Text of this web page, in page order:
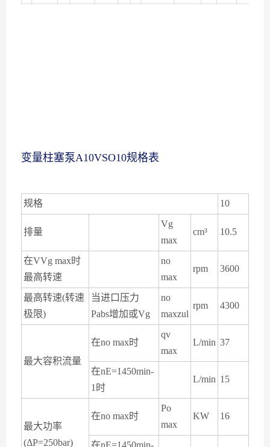
变量柱塞泵A10VSO10规格表
规格 10
排量
Vg
max
cm³ 10.5
在VVg max时
最高转速
no
max
rpm 3600
最高转速(转速
极限)
当进口压力
Pabs增加或Vg
no
maxzul
rpm 4300
最大容积流量
在no max时
qv
max
L/min 37
在nE=1450min-
1 时
L/min 15
最大功率
(ΔP=250bar)
在no max时
Po
max
KW 16